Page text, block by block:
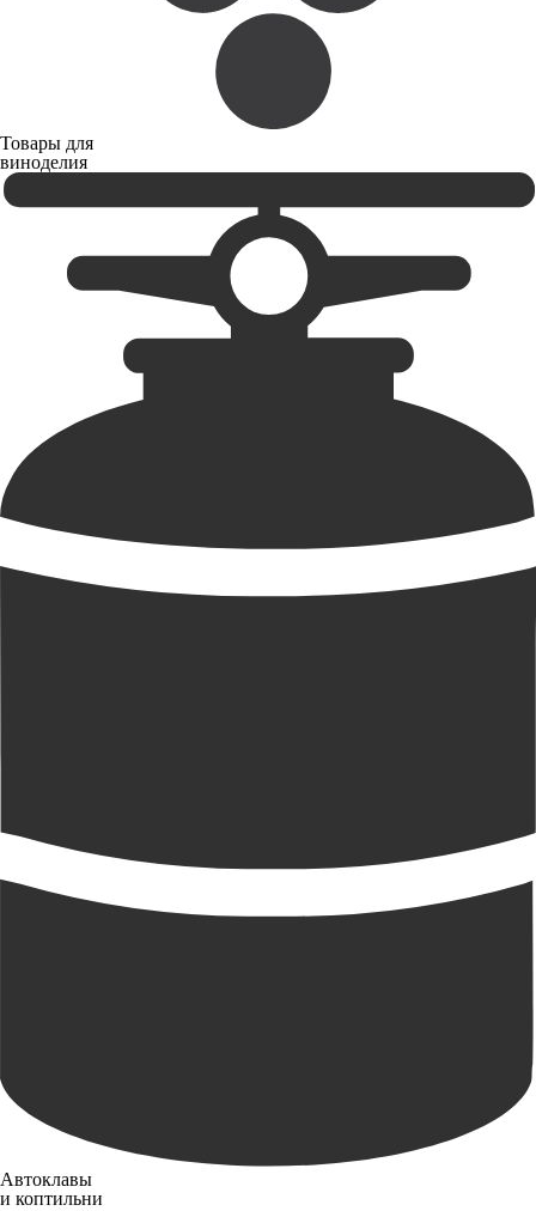
Товары для
виноделия
Автоклавы
и коптильни